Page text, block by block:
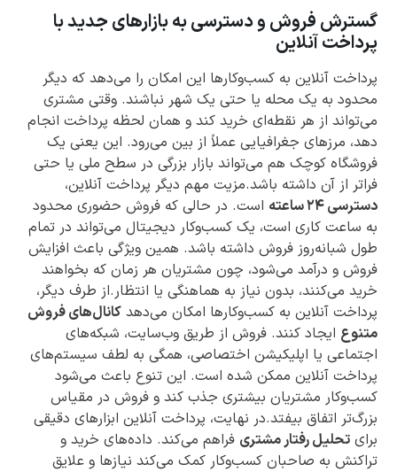
گسترش فروش و دسترسی به بازارهای جدید با
پرداخت آنلاین
پرداخت آنلاین به کسب‌وکارها این امکان را می‌دهد که دیگر
محدود به یک محله یا حتی یک شهر نباشند. وقتی مشتری
می‌تواند از هر نقطه‌ای خرید کند و همان لحظه پرداخت انجام
دهد، مرزهای جغرافیایی عملاً از بین می‌رود. این یعنی یک
فروشگاه کوچک هم می‌تواند بازار بزرگی در سطح ملی یا حتی
فراتر از آن داشته باشد.مزیت مهم دیگر پرداخت آنلاین،
دسترسی ۲۴ ساعته
است. در حالی که فروش حضوری محدود
به ساعت کاری است، یک کسب‌وکار دیجیتال می‌تواند در تمام
طول شبانه‌روز فروش داشته باشد. همین ویژگی باعث افزایش
فروش و درآمد می‌شود، چون مشتریان هر زمان که بخواهند
خرید می‌کنند، بدون نیاز به هماهنگی یا انتظار.از طرف دیگر،
پرداخت آنلاین به کسب‌وکارها امکان می‌دهد کانال‌های فروش
متنوع ایجاد کنند. فروش از طریق وب‌سایت، شبکه‌های
اجتماعی یا اپلیکیشن اختصاصی، همگی به لطف سیستم‌های
پرداخت آنلاین ممکن شده است. این تنوع باعث می‌شود
کسب‌وکار مشتریان بیشتری جذب کند و فروش در مقیاس
بزرگ‌تر اتفاق بیفتد.در نهایت، پرداخت آنلاین ابزارهای دقیقی
برای تحلیل رفتار مشتری فراهم می‌کند. داده‌های خرید و
تراکنش به صاحبان کسب‌وکار کمک می‌کند نیازها و علایق